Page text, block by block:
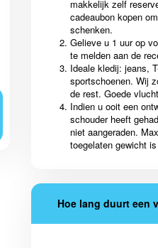
makkelijk zelf
cadeaubon kopen
schenken.
Gelieve u 1 uur op
te melden aan de
Ideale kledij: jeans,
sportschoenen. Wij
de rest. Goede
Indien u ooit een
schouder heeft
niet aangeraden.
toegelaten gewicht
Hoe lang duurt een